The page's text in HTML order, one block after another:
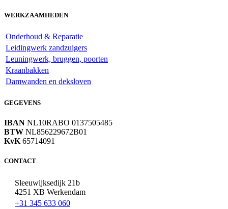
WERKZAAMHEDEN
Onderhoud & Reparatie
Leidingwerk zandzuigers
Leuningwerk, bruggen, poorten
Kraanbakken
Damwanden en deksloven
GEGEVENS
IBAN NL10RABO 0137505485
BTW NL856229672B01
KvK 65714091
CONTACT
Sleeuwijksedijk 21b
4251 XB Werkendam
+31 345 633 060